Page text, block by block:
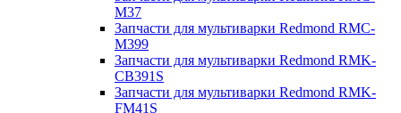
M37
Запчасти для мультиварки Redmond RMC-
M399
Запчасти для мультиварки Redmond RMK-
CB391S
Запчасти для мультиварки Redmond RMK-
FM41S